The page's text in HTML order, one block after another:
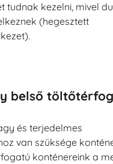
tudnak kezelni, mivel
(hegesztett
belső
és terjedelmes
van szüksége
konténereink a